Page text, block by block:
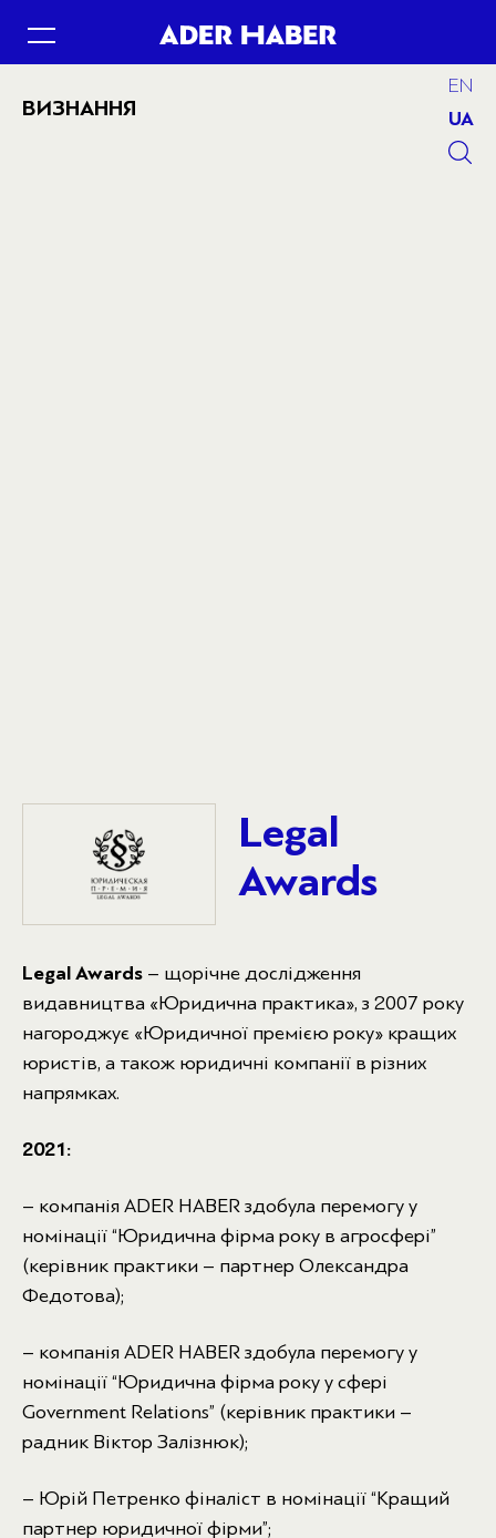
ВИЗНАННЯ
Legal
Awards
Legal Awards – щорічне дослідження
видавництва «Юридична практика», з 2007 року
нагороджує «Юридичної премією року» кращих
юристів, а також юридичні компанії в різних
напрямках.
2021:
– компанія ADER HABER здобула перемогу у
номінації “Юридична фірма року в агросфері”
(керівник практики – партнер Олександра
Федотова);
– компанія ADER HABER здобула перемогу у
номінації “Юридична фірма року у сфері
Government Relations” (керівник практики –
радник Віктор Залізнюк);
– Юрій Петренко фіналіст в номінації “Кращий
партнер юридичної фірми”;
EN
UA